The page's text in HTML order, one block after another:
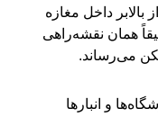
بالابر داخل مغازه
همان نقشه‌راهی‌
می‌رساند.
و انبارها